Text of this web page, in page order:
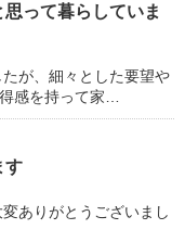
って暮らしていま
が、細々とした要望や
感を持って家…
す
ありがとうございまし